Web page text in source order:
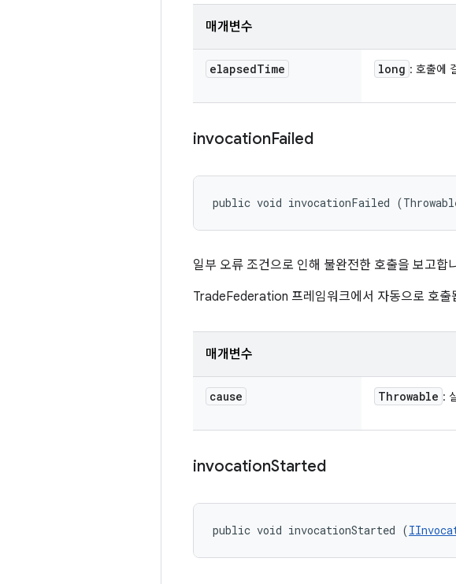
매개변수
elapsedTime long : 호출에
invocationFailed
public void invocationFailed
일부 오류 조건으로 인해 불완전한 호출을 보고합
TradeFederation 프레임워크에서 자동으로 호출
매개변수
cause Throwable :
invocationStarted
public void invocationStarted (